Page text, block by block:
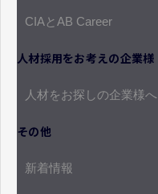
CIAとAB Career
人材採用をお考えの企業様
人材をお探しの企業様へ
その他
新着情報